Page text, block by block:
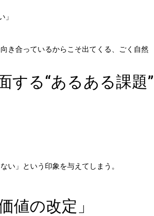
き合っているからこそ出てくる、ごく自然
する“あるある課題”
い」という印象を与えてしまう。
値の改定」